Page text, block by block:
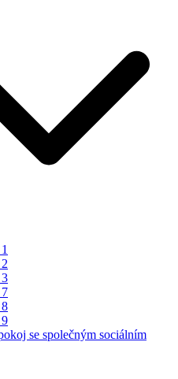
se společným sociálním